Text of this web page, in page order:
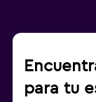
para tu